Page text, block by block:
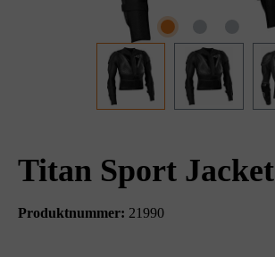
Titan Sport Jacket
Produktnummer: 21990